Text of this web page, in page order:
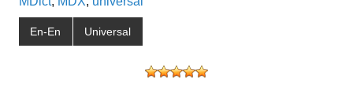
En-En Universal